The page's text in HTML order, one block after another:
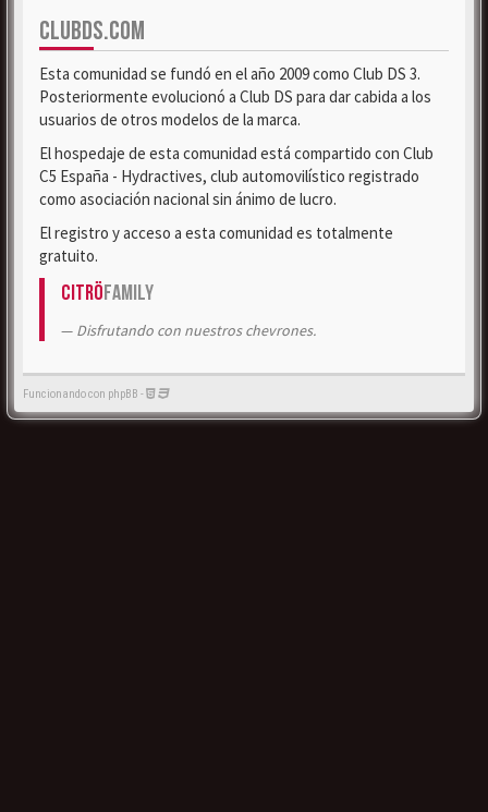
CLUBDS.COM
Esta comunidad se fundó en el año 2009 como Club DS 3.
Posteriormente evolucionó a Club DS para dar cabida a los
usuarios de otros modelos de la marca.
El hospedaje de esta comunidad está compartido con Club
C5 España - Hydractives, club automovilístico registrado
como asociación nacional sin ánimo de lucro.
El registro y acceso a esta comunidad es totalmente
gratuito.
CitröFamily
Disfrutando con nuestros chevrones.
Funcionando con phpBB -